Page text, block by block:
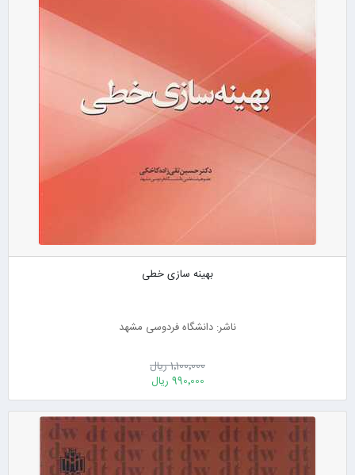
بهینه سازی خطی
ناشر: دانشگاه فردوسی مشهد
1٬100٬000 ریال
990٬000 ریال